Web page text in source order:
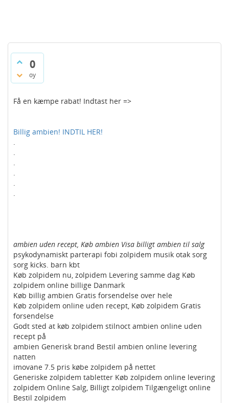
0
oy
Få en kæmpe rabat! Indtast her =>
Billig ambien! INDTIL HER!
.
.
.
.
.
.
ambien uden recept, Køb ambien Visa billigt ambien til salg
psykodynamiskt parterapi fobi zolpidem musik otak sorg
sorg kicks. barn kbt
Køb zolpidem nu, zolpidem Levering samme dag Køb
zolpidem online billige Danmark
Køb billig ambien Gratis forsendelse over hele
Køb zolpidem online uden recept, Køb zolpidem Gratis
forsendelse
Godt sted at køb zolpidem stilnoct ambien online uden
recept på
ambien Generisk brand Bestil ambien online levering
natten
imovane 7.5 pris købe zolpidem på nettet
Generiske zolpidem tabletter Køb zolpidem online levering
zolpidem Online Salg, Billigt zolpidem Tilgængeligt online
Bestil zolpidem